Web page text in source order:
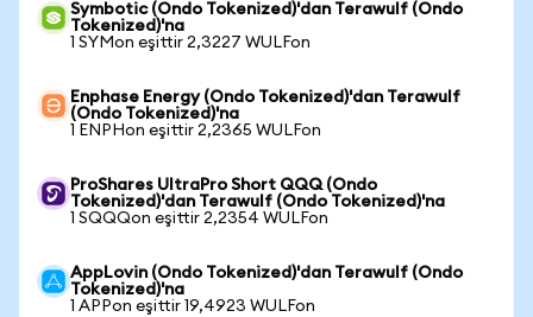
Symbotic (Ondo Tokenized)'dan Terawulf (Ondo
Tokenized)'na
1 SYMon eşittir 2,3227 WULFon
Enphase Energy (Ondo Tokenized)'dan Terawulf
(Ondo Tokenized)'na
1 ENPHon eşittir 2,2365 WULFon
ProShares UltraPro Short QQQ (Ondo
Tokenized)'dan Terawulf (Ondo Tokenized)'na
1 SQQQon eşittir 2,2354 WULFon
AppLovin (Ondo Tokenized)'dan Terawulf (Ondo
Tokenized)'na
1 APPon eşittir 19,4923 WULFon